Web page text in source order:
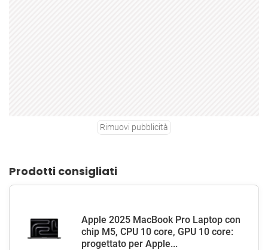
Rimuovi pubblicità
Prodotti consigliati
Apple 2025 MacBook Pro Laptop con
chip M5, CPU 10 core, GPU 10 core:
progettato per Apple...